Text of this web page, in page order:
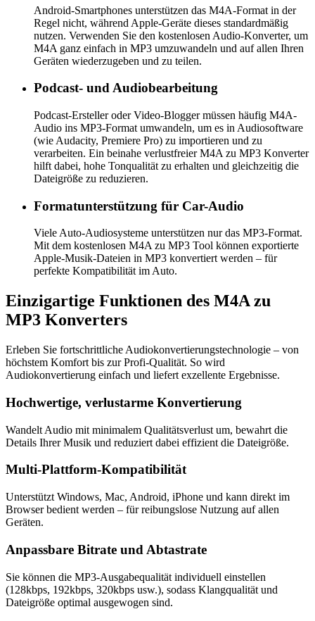
Android-Smartphones unterstützen das M4A-Format in der
Regel nicht, während Apple-Geräte dieses standardmäßig
nutzen. Verwenden Sie den kostenlosen Audio-Konverter, um
M4A ganz einfach in MP3 umzuwandeln und auf allen Ihren
Geräten wiederzugeben und zu teilen.
Podcast- und Audiobearbeitung
Podcast-Ersteller oder Video-Blogger müssen häufig M4A-
Audio ins MP3-Format umwandeln, um es in Audiosoftware
(wie Audacity, Premiere Pro) zu importieren und zu
verarbeiten. Ein beinahe verlustfreier M4A zu MP3 Konverter
hilft dabei, hohe Tonqualität zu erhalten und gleichzeitig die
Dateigröße zu reduzieren.
Formatunterstützung für Car-Audio
Viele Auto-Audiosysteme unterstützen nur das MP3-Format.
Mit dem kostenlosen M4A zu MP3 Tool können exportierte
Apple-Musik-Dateien in MP3 konvertiert werden – für
perfekte Kompatibilität im Auto.
Einzigartige Funktionen des M4A zu
MP3 Konverters
Erleben Sie fortschrittliche Audiokonvertierungstechnologie – von
höchstem Komfort bis zur Profi-Qualität. So wird
Audiokonvertierung einfach und liefert exzellente Ergebnisse.
Hochwertige, verlustarme Konvertierung
Wandelt Audio mit minimalem Qualitätsverlust um, bewahrt die
Details Ihrer Musik und reduziert dabei effizient die Dateigröße.
Multi-Plattform-Kompatibilität
Unterstützt Windows, Mac, Android, iPhone und kann direkt im
Browser bedient werden – für reibungslose Nutzung auf allen
Geräten.
Anpassbare Bitrate und Abtastrate
Sie können die MP3-Ausgabequalität individuell einstellen
(128kbps, 192kbps, 320kbps usw.), sodass Klangqualität und
Dateigröße optimal ausgewogen sind.